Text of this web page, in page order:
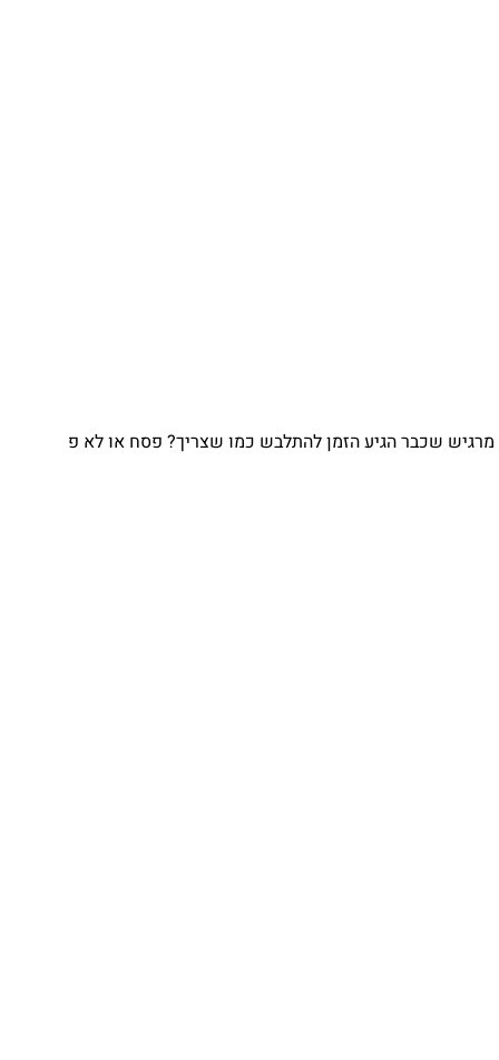
שכבר הגיע הזמן להתלבש כמו שצריך? פסח או לא פ